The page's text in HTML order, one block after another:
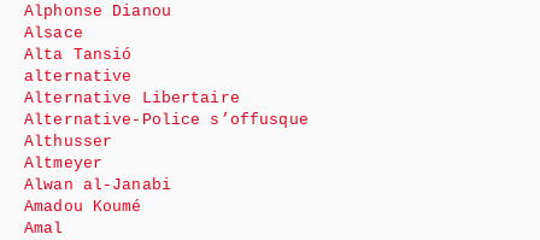
Alphonse Dianou
Alsace
Alta Tansió
alternative
Alternative Libertaire
Alternative-Police s’offusque
Althusser
Altmeyer
Alwan al-Janabi
Amadou Koumé
Amal